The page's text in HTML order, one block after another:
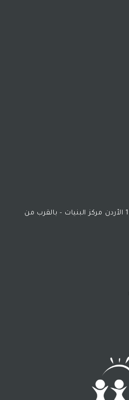
19124 عمان 11196 الأردن مركز البنيات - بالقرب من